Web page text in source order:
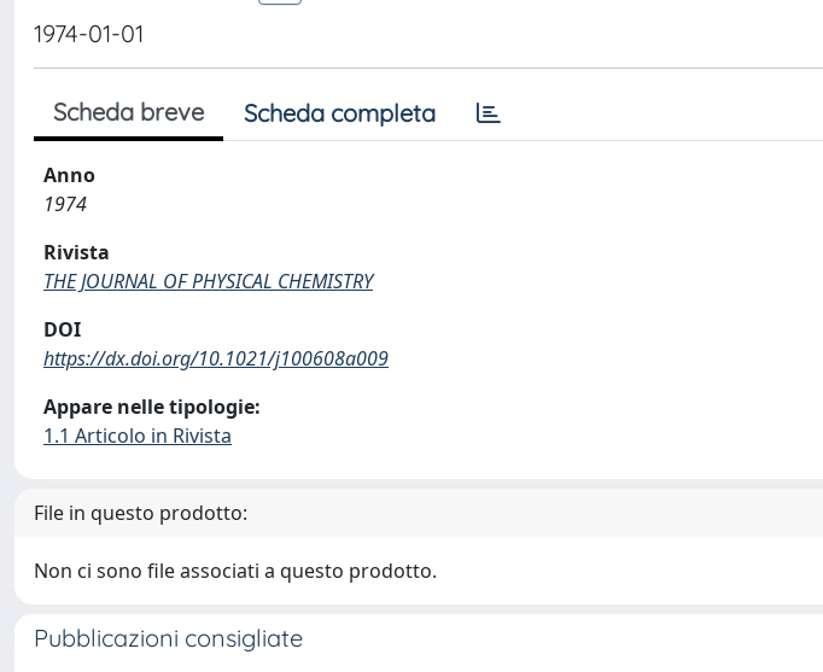
1974-01-01
Scheda breve Scheda completa
Anno
1974
Rivista
THE JOURNAL OF PHYSICAL CHEMISTRY
DOI
https://dx.doi.org/10.1021/j100608a009
Appare nelle tipologie:
1.1 Articolo in Rivista
File in questo prodotto:
Non ci sono file associati a questo prodotto.
Pubblicazioni consigliate